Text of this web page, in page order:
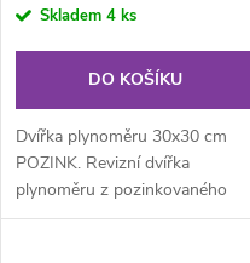
Skladem 4 ks
DO KOŠÍKU
Dvířka plynoměru 30x30 cm
POZINK. Revizní dvířka
plynoměru z pozinkovaného
plechu bez povrchové úpravy s